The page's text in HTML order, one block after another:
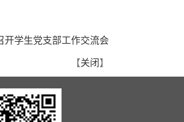
开学生党支部工作交流会
【关闭】